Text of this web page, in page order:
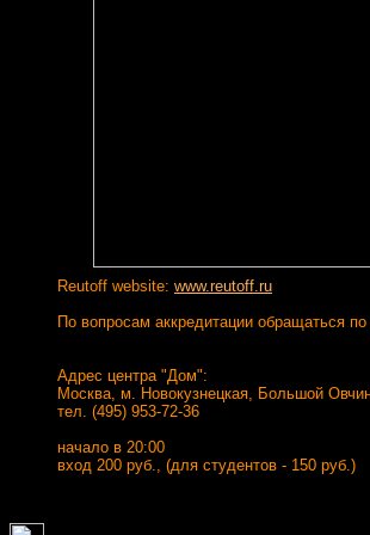
Reutoff website: www.reutoff.ru
По вопросам аккредитации обращаться
Адрес центра "Дом":
Москва, м. Новокузнецкая, Большой
тел. (495) 953-72-36
начало в 20:00
вход 200 руб., (для студентов - 150 руб.)